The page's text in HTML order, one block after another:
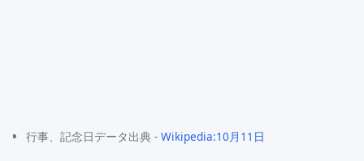
行事、記念日データ出典 -Wikipedia:10月11日